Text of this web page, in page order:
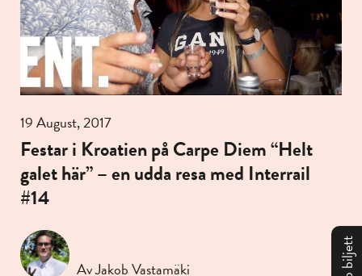
19 August, 2017
Festar i Kroatien på Carpe Diem “Helt
galet här” – en udda resa med Interrail
#14
Av Jakob Vastamäki